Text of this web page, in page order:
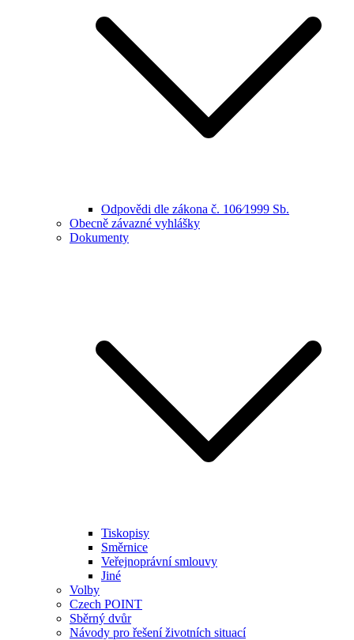
Odpovědi dle zákona č. 106⁄1999 Sb.
Obecně závazné vyhlášky
Dokumenty
Tiskopisy
Směrnice
Veřejnoprávní smlouvy
Jiné
Volby
Czech POINT
Sběrný dvůr
Návody pro řešení životních situací